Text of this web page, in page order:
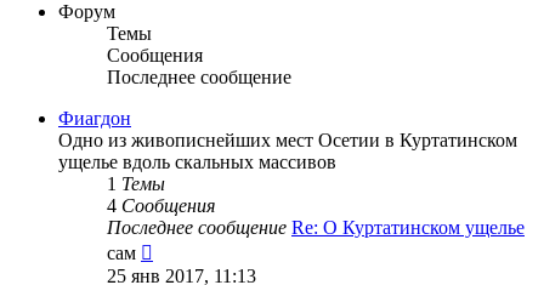
Форум
Темы
Сообщения
Последнее сообщение
Фиагдон
Одно из живописнейших мест Осетии в Куртатинском
ущелье вдоль скальных массивов
1 Темы
4 Сообщения
Последнее сообщение Re: О Куртатинском ущелье
сам
к
25 янв 2017, 11:13